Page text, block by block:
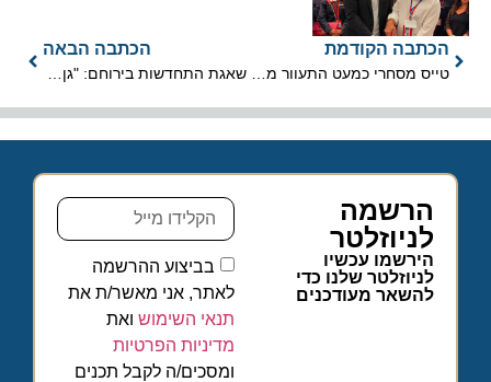
הכתבה הקודמת הכתבה הבאה
הרשמה
לניוזלטר
הירשמו עכשיו
לניוזלטר שלנו כדי
להשאר מעודכנים
בביצוע ההרשמה
לאתר, אני מאשר/ת את
תנאי השימוש ואת
מדיניות הפרטיות
ומסכים/ה לקבל תכנים